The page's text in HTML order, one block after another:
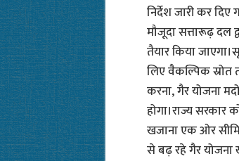
निर्देश जारी कर
मौजूदा सत्तारूढ़ दल
तैयार किया
लिए वैकल्पिक
करना, गैर योजना
होगा।राज्य सरकार
खजाना एक ओर
से बढ़ रहे गैर